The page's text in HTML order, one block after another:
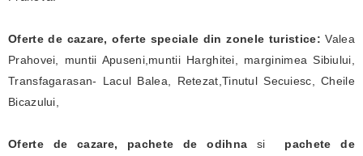
Oferte de cazare, oferte speciale din zonele turistice: Valea
Prahovei, muntii Apuseni,muntii Harghitei, marginimea Sibiului,
Transfagarasan- Lacul Balea, Retezat,Tinutul Secuiesc, Cheile
Bicazului,
Oferte de cazare, pachete de odihna si pachete de